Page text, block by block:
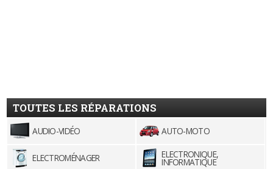
TOUTES LES RÉPARATIONS
AUDIO-VIDÉO AUTO-MOTO
ELECTROMÉNAGER ELECTRONIQUE,
INFORMATIQUE